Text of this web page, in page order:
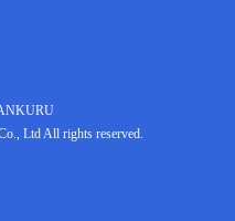
Ltd All rights reserved.